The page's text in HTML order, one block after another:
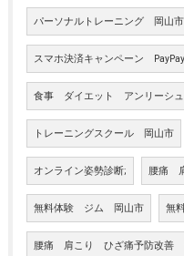
パーソナルトレーニング 岡山
スマホ決済キャンペーン
食事 ダイエット アンリーシュ
トレーニングスクール 岡山市
オンライン姿勢診断; 腰痛
無料体験 ジム 岡山市 無
腰痛 肩こり ひざ痛予防改善